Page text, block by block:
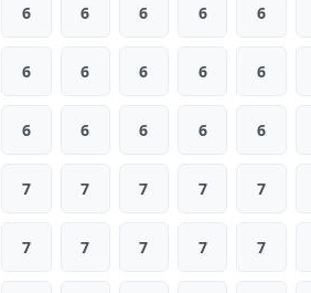
6 6 6 6 6
6 6 6 6 6
6 6 6 6 6
7 7 7 7 7
7 7 7 7 7